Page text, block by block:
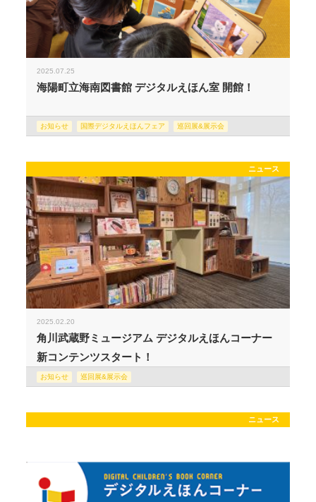
2025.07.25
海陽町立海南図書館 デジタルえほん室 開館！
お知らせ 国際デジタルえほんフェア 巡回展&展示会
ニュース
2025.02.20
角川武蔵野ミュージアム デジタルえほんコーナー
新コンテンツスタート！
お知らせ 巡回展&展示会
ニュース